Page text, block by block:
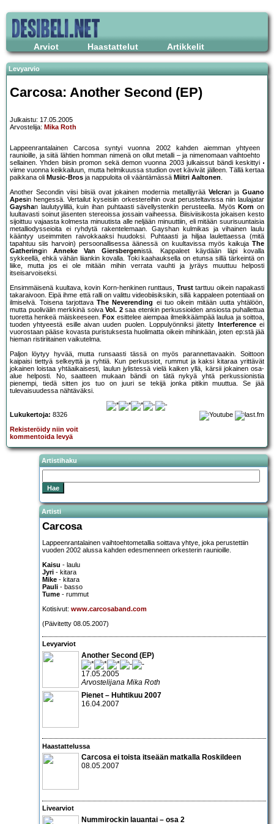
Arviot Haastattelut Artikkelit
Levyarvio
Carcosa: Another Second (EP)
Julkaistu: 17.05.2005
Arvostelija: Mika Roth
Lappeenrantalainen Carcosa syntyi vuonna 2002 kahden aiemman yhtyeen
raunioille, ja siitä lähtien homman nimenä on ollut metalli – ja nimenomaan vaihtoehto
sellainen. Yhden biisin promon sekä demon vuonna 2003 julkaissut bändi keskittyi
viime vuonna keikkailuun, mutta helmikuussa studion ovet kävivät jälleen. Tällä kertaa
paikkana oli Music-Bros ja nappuloita oli vääntämässä Miitri Aaltonen.
Another Secondin viisi biisiä ovat jokainen modernia metallijyrää Velcran ja Guano
Apesin hengessä. Vertailut kyseisiin orkestereihin ovat perusteltavissa niin laulajatar
Gayshan laulutyylillä, kuin ihan puhtaasti sävellystenkin perusteella. Myös Korn on
luultavasti soinut jäsenten stereoissa jossain vaiheessa. Biisiviisikosta jokaisen kesto
sijoittuu vajaasta kolmesta minuutista alle neljään minuuttiin, eli mitään suurisuuntaisia
metalliodysseioita ei ryhdytä rakentelemaan. Gayshan kulmikas ja vihainen laulu
kääntyy useimmiten raivokkaaksi huudoksi. Puhtaasti ja hiljaa laulettaessa (mitä
tapahtuu siis harvoin) persoonallisessa äänessä on kuultavissa myös kaikuja The
GatheringinAnneke Van Giersbergenistä. Kappaleet käydään läpi kovalla
sykkeellä, ehkä vähän liiankin kovalla. Toki kaahauksella on etunsa sillä tärkeintä on
liike, mutta jos ei ole mitään mihin verrata vauhti ja jyräys muuttuu helposti
itseisarvoiseksi.
Ensimmäisenä kuultava, kovin Korn-henkinen runttaus, Trusttarttuu oikein napakasti
takaraivoon. Eipä ihme että ralli on valittu videobiisiksikin, sillä kappaleen potentiaali on
ilmiselvä. Toisena tarjottavaThe Neverending ei tuo oikein mitään uutta yhtälöön,
mutta puolivälin merkkinä soiva Vol. 2saa etenkin perkussioiden ansiosta puhallettua
tuoretta henkeä mäiskeeseen. Fox esittelee aiempaa ilmeikkäämpää laulua ja soittoa,
tuoden yhtyeestä esille aivan uuden puolen. Loppulyönniksi jätetty
Interferenceei
vuorostaan pääse kovasta puristuksesta huolimatta oikein mihinkään, joten ep:stä jää
hieman ristiriitainen vaikutelma.
Paljon löytyy hyvää, mutta runsaasti tässä on myös parannettavaakin. Soittoon
kaipaisi tiettyä selkeyttä ja ryhtiä. Kun perkussiot, rummut ja kaksi kitaraa yrittävät
jokainen loistaa yhtäaikaisesti, laulun jylistessä vielä kaiken yllä, kärsii jokainen osa-
alue helposti. No, saatteen mukaan bändi on tätä nykyä yhtä perkussionistia
pienempi, tiedä sitten jos tuo on juuri se tekijä jonka pitikin muuttua. Se jää
tulevaisuudessa nähtäväksi.
Lukukertoja: 8326
Rekisteröidy niin voit
kommentoida levyä
Artistihaku
Artisti
Carcosa
Lappeenrantalainen vaihtoehtometallia soittava yhtye, joka perustettiin
vuoden 2002 alussa kahden edesmenneen orkesterin raunioille.
Kaisu - laulu
Jyri - kitara
Mike - kitara
Pauli - basso
Tume - rummut
Kotisivut: www.carcosaband.com
(Päivitetty 08.05.2007)
Levyarviot
Another Second (EP)
17.05.2005
Arvostelijana Mika Roth
Pienet – Huhtikuu 2007
16.04.2007
Haastattelussa
Carcosa ei toista itseään matkalla Roskildeen
08.05.2007
Livearviot
Nummirockin lauantai – osa 2